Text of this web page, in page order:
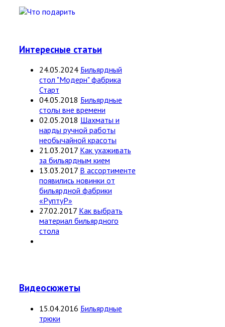
Интересные статьи
24.05.2024 Бильярдный
стол "Модерн" фабрика
Старт
04.05.2018 Бильярдные
столы вне времени
02.05.2018 Шахматы и
нарды ручной работы
необычайной красоты
21.03.2017 Как ухаживать
за бильярдным кием
13.03.2017 В ассортименте
появились новинки от
бильярдной фабрики
«РуптуР»
27.02.2017 Как выбрать
материал бильярдного
стола
Видеосюжеты
15.04.2016 Бильярдные
трюки